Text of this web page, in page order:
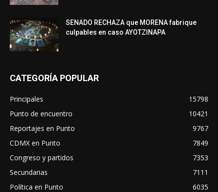
SENADO RECHAZA que MORENA fabrique
culpables en caso AYOTZINAPA
CATEGORÍA POPULAR
Principales
15798
Punto de encuentro
10421
Reportajes en Punto
9767
CDMX en Punto
7849
Congreso y partidos
7353
Secundarias
7111
Política en Punto
6035